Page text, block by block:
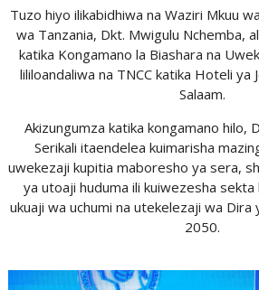
Tuzo hiyo ilikabidhiwa na Waziri Mkuu
wa Tanzania, Dkt. Mwigulu Nchemba,
katika Kongamano la Biashara na
lililoandaliwa na TNCC katika Hoteli ya
Salaam.
Akizungumza katika kongamano hilo,
Serikali itaendelea kuimarisha
uwekezaji kupitia maboresho ya sera,
ya utoaji huduma ili kuiwezesha sekta
ukuaji wa uchumi na utekelezaji wa Dira
2050.